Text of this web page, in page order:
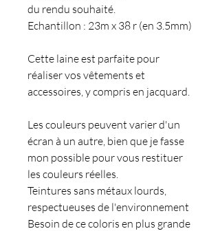
du rendu souhaité.
Echantillon : 23m x 38 r (en 3.5mm)
Cette laine est parfaite pour
réaliser vos vêtements et
accessoires, y compris en jacquard.
Les couleurs peuvent varier d'un
écran à un autre, bien que je fasse
mon possible pour vous restituer
les couleurs réelles.
Teintures sans métaux lourds,
respectueuses de l'environnement
Besoin de ce coloris en plus grande